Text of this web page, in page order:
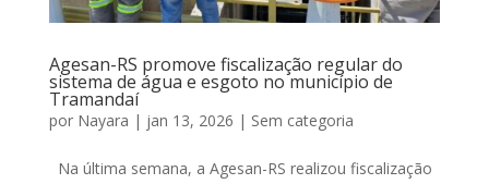
Agesan-RS promove fiscalização regular do
sistema de água e esgoto no município de
Tramandaí
por Nayara | jan 13, 2026 | Sem categoria
Na última semana, a Agesan-RS realizou fiscalização